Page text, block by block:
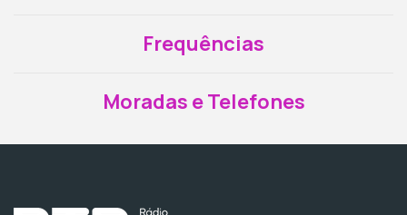
Frequências
Moradas e Telefones